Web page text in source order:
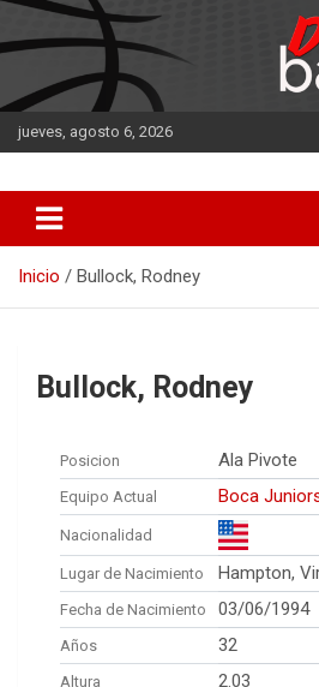
Saltar
al
contenido
jueves, agosto 6, 2026
DATA Basquet
Inicio Bullock, Rodney
Bullock, Rodney
Posicion Ala Pivote
Equipo Actual Boca
Nacionalidad
Lugar de Nacimiento Hampton,
Fecha de Nacimiento 03/06/1994
Años 32
Altura 2.03